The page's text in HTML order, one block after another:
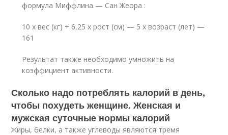
формула Миффлина — Сан Жеора :
10 х вес (кг) + 6,25 х рост (см) — 5 х возраст (лет) —
161
Результат также необходимо умножить на
коэффициент активности.
Сколько надо потреблять калорий в день,
чтобы похудеть женщине. Женская и
мужская суточные нормы калорий
Жиры, белки, а также углеводы являются тремя